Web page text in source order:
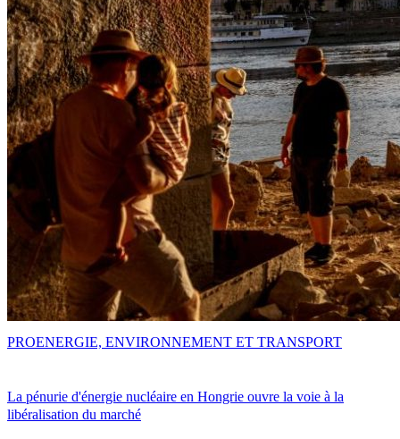
La pénurie d'énergie nucléaire en Hongrie ouvre la voie à la
libéralisation du marché
PROENERGIE, ENVIRONNEMENT ET TRANSPORT